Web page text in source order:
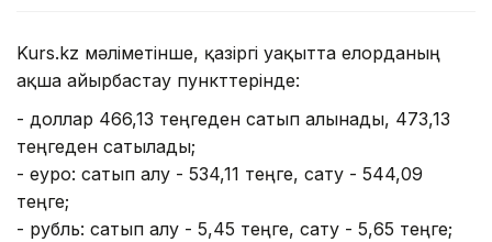
Kurs.kz мәліметінше, қазіргі уақытта елорданың
ақша айырбастау пункттерінде:
- доллар 466,13 теңгеден сатып алынады, 473,13
теңгеден сатылады;
- еуро: сатып алу - 534,11 теңге, сату - 544,09
теңге;
- рубль: сатып алу - 5,45 теңге, сату - 5,65 теңге;